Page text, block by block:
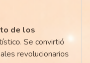
de los
Se convirtió
revolucionarios